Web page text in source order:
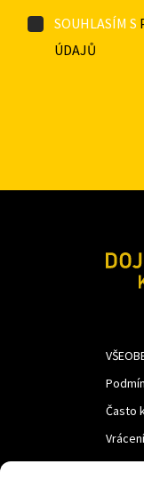
SOUHLASÍM S
ÚDAJŮ
Často
LUF